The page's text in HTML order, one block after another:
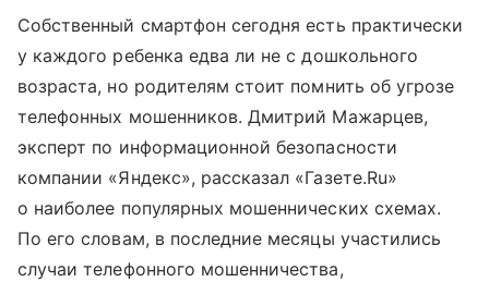
Собственный смартфон сегодня есть практически
у каждого ребенка едва ли не с дошкольного
возраста, но родителям стоит помнить об угрозе
телефонных мошенников. Дмитрий Мажарцев,
эксперт по информационной безопасности
компании «Яндекс», рассказал «Газете.Ru»
о наиболее популярных мошеннических схемах.
По его словам, в последние месяцы участились
случаи телефонного мошенничества,